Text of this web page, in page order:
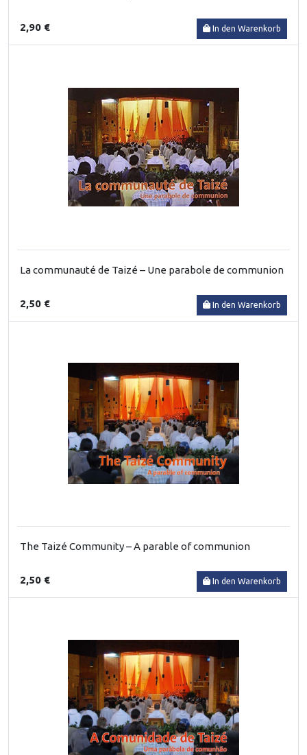
2,90 € In den Warenkorb
La communauté de Taizé – Une parabole de communion
2,50 € In den Warenkorb
The Taizé Community – A parable of communion
2,50 € In den Warenkorb